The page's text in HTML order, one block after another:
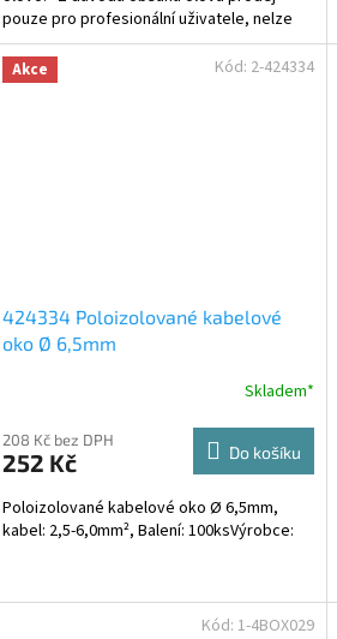
pouze pro profesionální uživatele, nelze
zakoupit...
Akce
424334 Poloizolované kabelové
oko Ø 6,5mm
Skladem*
208 Kč bez DPH
252 Kč Do košíku
Poloizolované kabelové oko Ø 6,5mm,
kabel: 2,5-6,0mm², Balení: 100ksVýrobce:
Kód: 2-424334
Kód: 1-4BOX029